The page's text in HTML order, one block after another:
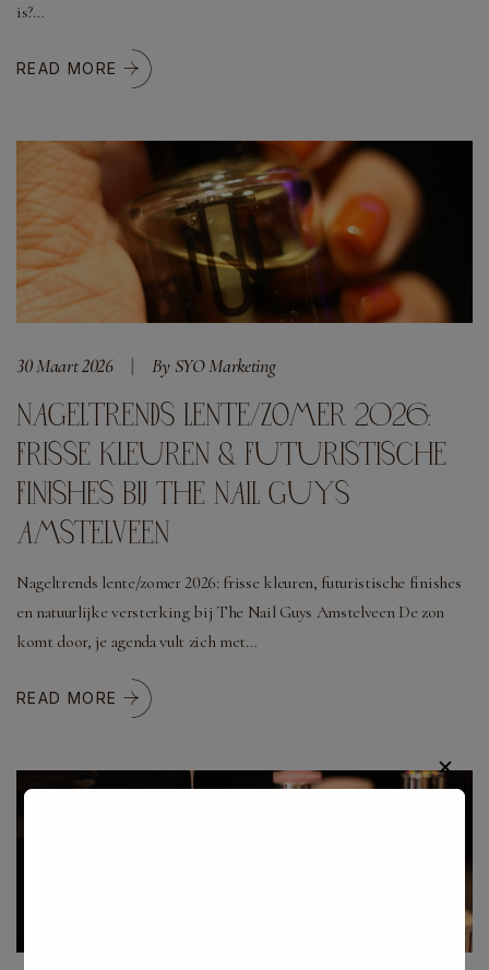
is?…
READ MORE
30 Maart 2026 By SYO Marketing
NAGELTRENDS LENTE/ZOMER 2026:
FRISSE KLEUREN & FUTURISTISCHE
FINISHES BIJ THE NAIL GUYS
AMSTELVEEN
Nageltrends lente/zomer 2026: frisse kleuren, futuristische finishes
en natuurlijke versterking bij The Nail Guys Amstelveen De zon
komt door, je agenda vult zich met…
READ MORE
✕